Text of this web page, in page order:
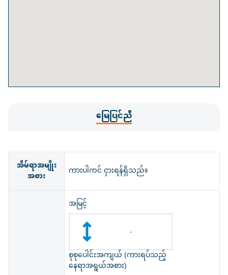
မြေပြင်ညီ
အိမ်ရာအမျိုး
အစား ကားပါကင် ငှားရန်ရှိသည်။
အမြင့်
-
စုစုပေါင်းအကျယ် (ကားရပ်သည့်
နေရာအရွယ်အစား)